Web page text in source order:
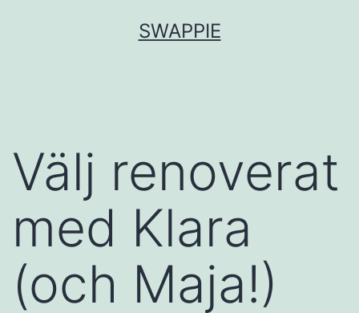
SWAPPIE
Välj renoverat
med Klara
(och Maja!)